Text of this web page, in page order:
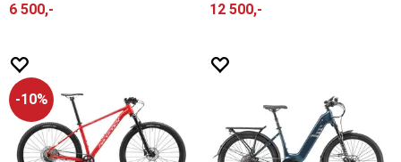
6 500,- 12 500,-
10%